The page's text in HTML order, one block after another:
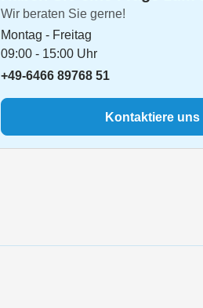
Wir beraten Sie gerne!
Montag - Freitag
09:00 - 15:00 Uhr
+49-6466 89768 51
Kontaktiere uns